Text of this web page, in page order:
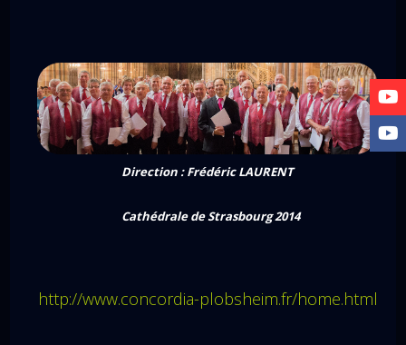
Direction : Frédéric LAURENT
Cathédrale de Strasbourg 2014
http://www.concordia-plobsheim.fr/home.html